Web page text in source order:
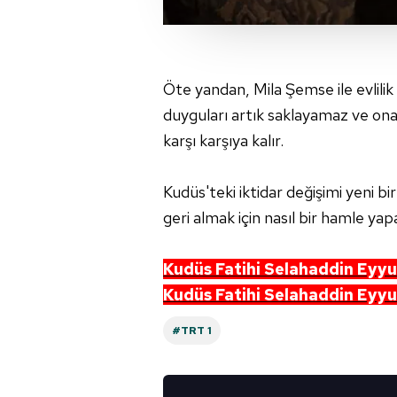
Sizlere daha iyi bir hizmet
çerezler vasıtasıyla çeşitli
Çerezlere ilişkin tercihlerinizi
butonuna tıklayabilir,
mevzuata uygun olarak
Öte yandan, Mila Şemse ile
duyguları artık saklayamaz ve
karşı karşıya kalır.
Kudüs'teki iktidar değişimi yeni
geri almak için nasıl bir hamle
Kudüs Fatihi Selahaddin
Kudüs Fatihi Selahaddin
#TRT 1